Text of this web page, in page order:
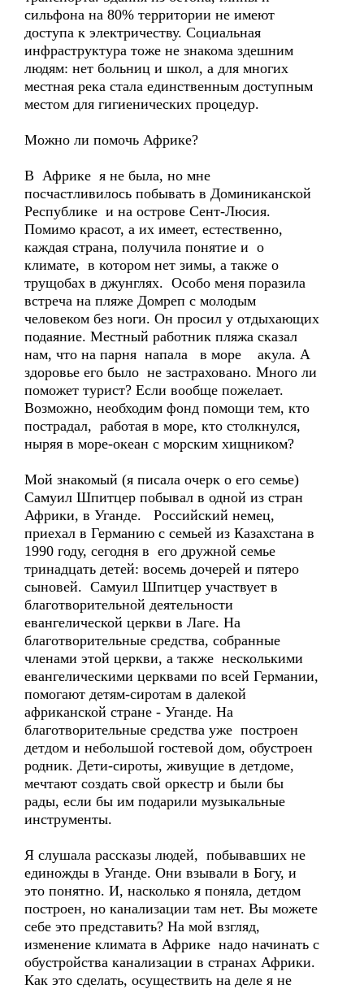
сильфона на 80% территории не имеют
доступа к электричеству. Социальная
инфраструктура тоже не знакома здешним
людям: нет больниц и школ, а для многих
местная река стала единственным доступным
местом для гигиенических процедур.
Можно ли помочь Африке?
В Африке я не была, но мне
посчастливилось побывать в Доминиканской
Республике и на острове Сент-Люсия.
Помимо красот, а их имеет, естественно,
каждая страна, получила понятие и о
климате, в котором нет зимы, а также о
трущобах в джунглях. Особо меня поразила
встреча на пляже Домреп с молодым
человеком без ноги. Он просил у отдыхающих
подаяние. Местный работник пляжа сказал
нам, что на парня напала в море акула. А
здоровье его было не застраховано. Много ли
поможет турист? Если вообще пожелает.
Возможно, необходим фонд помощи тем, кто
пострадал, работая в море, кто столкнулся,
ныряя в море-океан с морским хищником?
Мой знакомый (я писала очерк о его семье)
Самуил Шпитцер побывал в одной из стран
Африки, в Уганде. Российский немец,
приехал в Германию с семьей из Казахстана в
1990 году, сегодня в его дружной семье
тринадцать детей: восемь дочерей и пятеро
сыновей. Самуил Шпитцер участвует в
благотворительной деятельности
евангелической церкви в Лаге. На
благотворительные средства, собранные
членами этой церкви, а также несколькими
евангелическими церквами по всей Германии,
помогают детям-сиротам в далекой
африканской стране - Уганде. На
благотворительные средства уже построен
детдом и небольшой гостевой дом, обустроен
родник. Дети-сироты, живущие в детдоме,
мечтают создать свой оркестр и были бы
рады, если бы им подарили музыкальные
инструменты.
Я слушала рассказы людей, побывавших не
единожды в Уганде. Они взывали в Богу, и
это понятно. И, насколько я поняла, детдом
построен, но канализации там нет. Вы можете
себе это представить? На мой взгляд,
изменение климата в Африке надо начинать с
обустройства канализации в странах Африки.
Как это сделать, осуществить на деле я не